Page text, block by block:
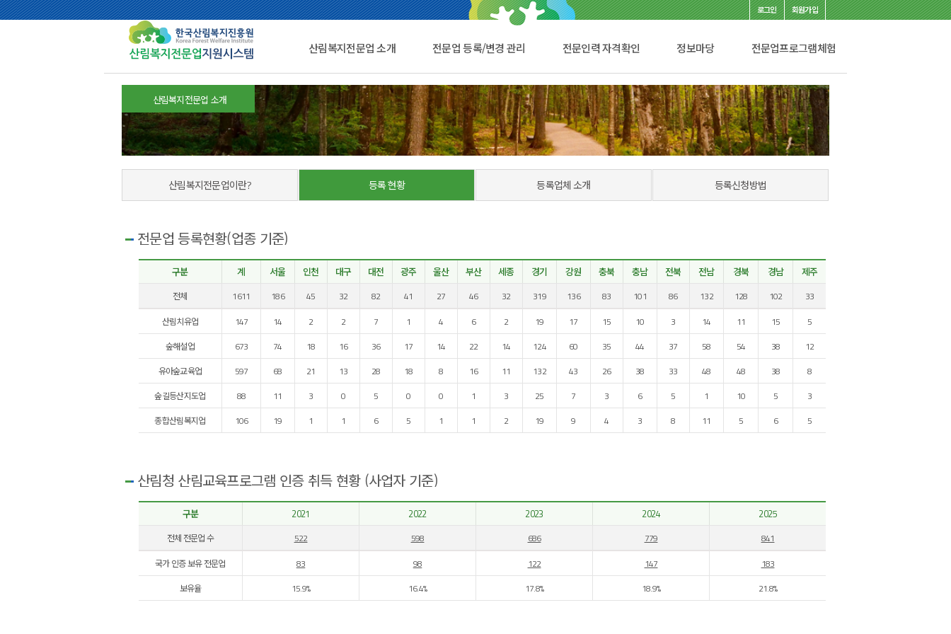
로그인 회원가입
산림복지전문업 소개 전문업 등록/변경 관리 전문인력 자격확인 정보마당 전문업프로그램체험
산림복지전문업 소개
산림복지전문업이란? 등록 현황 등록업체 소개 등록신청방법
전문업 등록현황(업종 기준)
구분 계 서울 인천 대구 대전 광주 울산 부산 세종 경기 강원 충북 충남 전북 전남 경북 경남 제주
전체 1611 186 45 32 82 41 27 46 32 319 136 83 101 86 132 128 102
33
산림치유업
147 14 2 2 7 1 4 6 2 19 17 15 10 3 14 11 15
5
숲해설업
673 74 18 16 36 17 14 22 14 124 60 35 44 37 58 54 38
12
유아숲교육업
597 68 21 13 28 18 8 16 11 132 43 26 38 33 48 48 38
8
숲길등산지도업
88 11 3 0 5 0 0 1 3 25 7 3 6 5 1 10 5
3
종합산림복지업
106 19 1 1 6 5 1 1 2 19 9 4 3 8 11 5 6 5
산림청 산림교육프로그램 인증 취득 현황 (사업자 기준)
구분 2021 2022 2023 2024 2025
전체 전문업 수 522 598 686 779
841
국가 인증 보유 전문업
83 98 122 147
183
보유율
15.9% 16.4% 17.8% 18.9% 21.8%